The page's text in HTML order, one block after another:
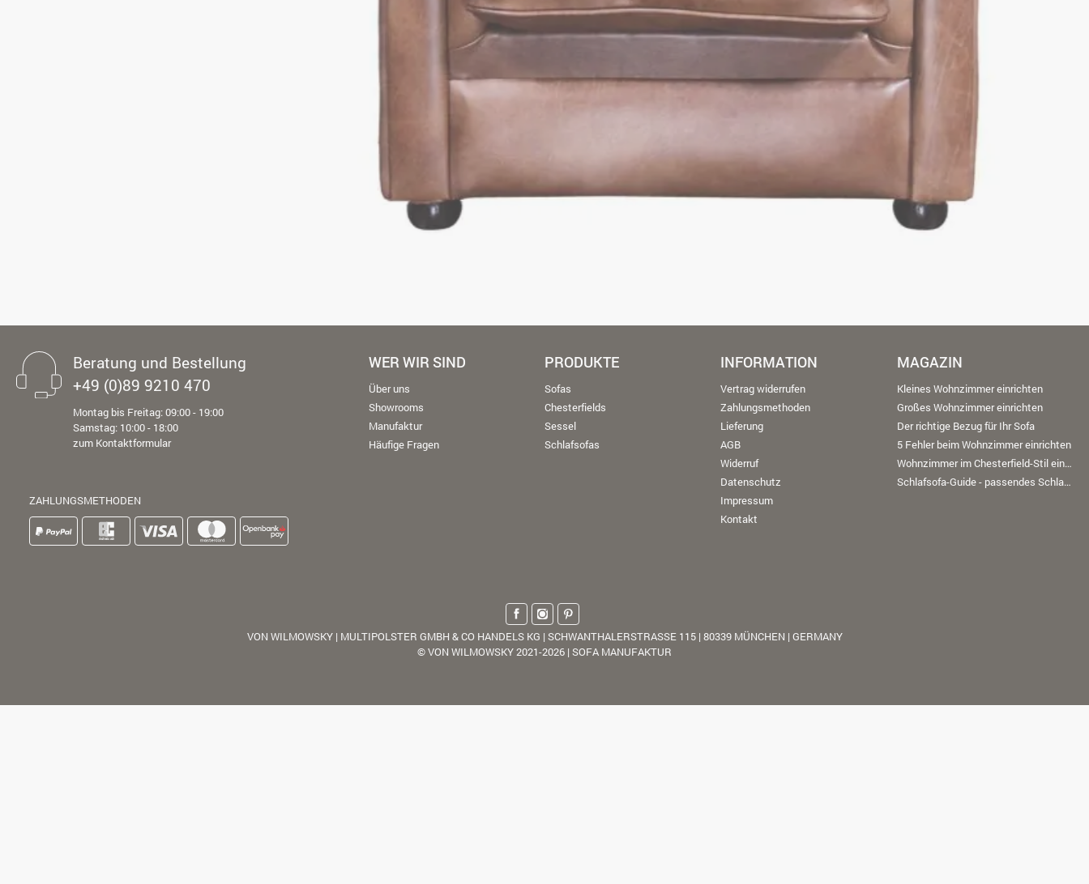
Beratung und Bestellung
+49 (0)89 9210 470
Montag bis Freitag: 09:00 - 19:00
Samstag: 10:00 - 18:00
zum Kontaktformular
ZAHLUNGSMETHODEN
WER WIR SIND
Über uns
Showrooms
Manufaktur
Häufige Fragen
PRODUKTE
Sofas
Chesterfields
Sessel
Schlafsofas
INFORMATION
Vertrag widerrufen
Zahlungsmethoden
Lieferung
AGB
Widerruf
Datenschutz
Impressum
Kontakt
MAGAZIN
Kleines Wohnzimmer einrichten
Großes Wohnzimmer einrichten
Der richtige Bezug für Ihr Sofa
5 Fehler beim Wohnzimmer einrichten
Wohnzimmer im Chesterfield-Stil einrichten
Schlafsofa-Guide - passendes Schlafsofa finden
VON WILMOWSKY | MULTIPOLSTER GMBH & CO HANDELS KG | SCHWANTHALERSTRASSE 115 | 80339 MÜNCHEN | GERMANY
© VON WILMOWSKY 2021-2026 | SOFA MANUFAKTUR